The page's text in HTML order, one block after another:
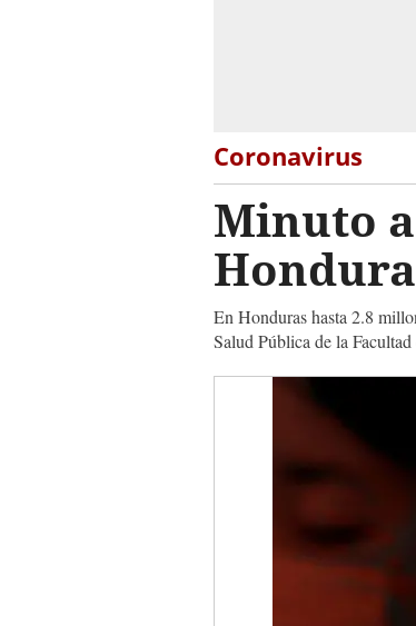
Coronavirus
Minuto
En Honduras hasta 2.8
Salud Pública de la